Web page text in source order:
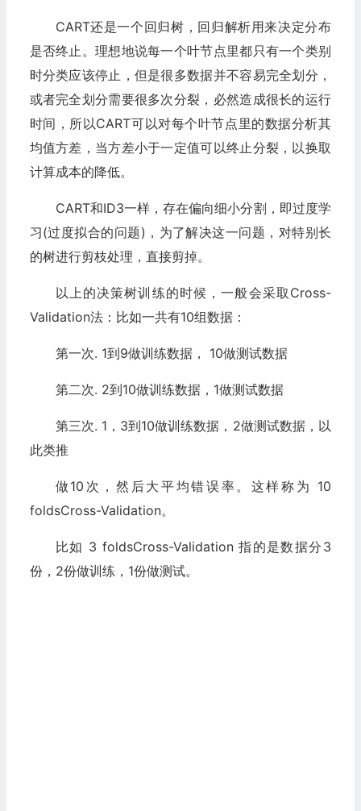
CART还是一个回归树，回归解析用来决定分布
是否终止。理想地说每一个叶节点里都只有一个类别
时分类应该停止，但是很多数据并不容易完全划分，
或者完全划分需要很多次分裂，必然造成很长的运行
时间，所以CART可以对每个叶节点里的数据分析其
均值方差，当方差小于一定值可以终止分裂，以换取
计算成本的降低。
CART和ID3一样，存在偏向细小分割，即过度学
习(过度拟合的问题)，为了解决这一问题，对特别长
的树进行剪枝处理，直接剪掉。
以上的决策树训练的时候，一般会采取Cross-
Validation法：比如一共有10组数据：
第一次. 1到9做训练数据， 10做测试数据
第二次. 2到10做训练数据，1做测试数据
第三次. 1，3到10做训练数据，2做测试数据，以
此类推
做10次，然后大平均错误率。这样称为 10
foldsCross-Validation。
比如 3 foldsCross-Validation 指的是数据分3
份，2份做训练，1份做测试。